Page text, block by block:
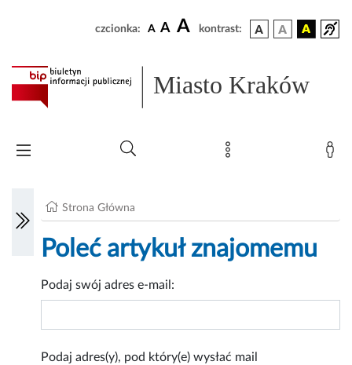
czcionka: A A A kontrast:
Miasto Kraków
Strona Główna
Poleć artykuł znajomemu
Podaj swój adres e-mail:
Podaj adres(y), pod który(e) wysłać mail